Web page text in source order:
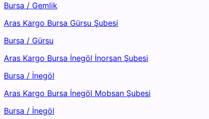
Bursa / Gemlik
Aras Kargo Bursa Gürsu Şubesi
Bursa / Gürsu
Aras Kargo Bursa İnegöl İnorsan Şubesi
Bursa / İnegöl
Aras Kargo Bursa İnegöl Mobsan Şubesi
Bursa / İnegöl